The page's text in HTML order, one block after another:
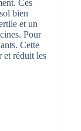
Ces
bien
et un
Pour
Cette
et réduit les